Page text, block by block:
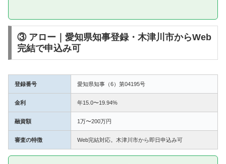
③ アロー｜愛知県知事登録・木津川市からWeb
完結で申込み可
登録番号 愛知県知事（6）第04195号
金利 年15.0〜19.94%
融資額 1万〜200万円
審査の特徴 Web完結対応。木津川市から即日申込み可